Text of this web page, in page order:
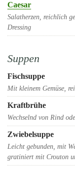
Caesar
Salatherzen, reichlich
Dressing
Suppen
Fischsuppe
Mit kleinem Gemüse,
Kraftbrühe
Wechselnd von Rind
Zwiebelsuppe
Leicht gebunden, mit
gratiniert mit Crouton